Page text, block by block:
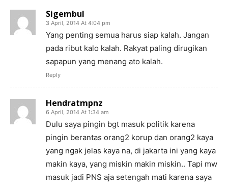
Sigembul
3 April, 2014 At 4:04 pm
Yang penting semua harus siap kalah. Jangan
pada ribut kalo kalah. Rakyat paling dirugikan
sapapun yang menang ato kalah.
Reply
Hendratmpnz
6 April, 2014 At 1:34 am
Dulu saya pingin bgt masuk politik karena
pingin berantas orang2 korup dan orang2 kaya
yang ngak jelas kaya na, di jakarta ini yang kaya
makin kaya, yang miskin makin miskin.. Tapi mw
masuk jadi PNS aja setengah mati karena saya